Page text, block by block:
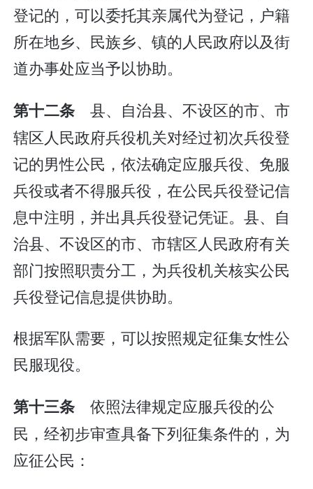
登记的，可以委托其亲属代为登记，户籍
所在地乡、民族乡、镇的人民政府以及街
道办事处应当予以协助。
第十二条 县、自治县、不设区的市、市
辖区人民政府兵役机关对经过初次兵役登
记的男性公民，依法确定应服兵役、免服
兵役或者不得服兵役，在公民兵役登记信
息中注明，并出具兵役登记凭证。县、自
治县、不设区的市、市辖区人民政府有关
部门按照职责分工，为兵役机关核实公民
兵役登记信息提供协助。
根据军队需要，可以按照规定征集女性公
民服现役。
第十三条 依照法律规定应服兵役的公
民，经初步审查具备下列征集条件的，为
应征公民：